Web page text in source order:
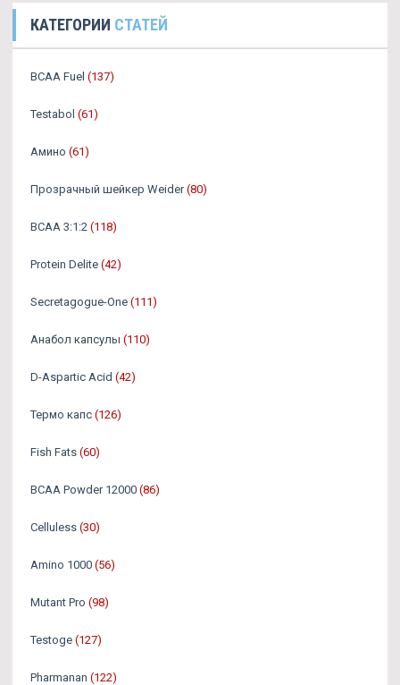
КАТЕГОРИИ СТАТЕЙ
BCAA Fuel (137)
Testabol (61)
Амино (61)
Прозрачный шейкер Weider (80)
BCAA 3:1:2 (118)
Protein Delite (42)
Secretagogue-One (111)
Анабол капсулы (110)
D-Aspartic Acid (42)
Термо капс (126)
Fish Fats (60)
BCAA Powder 12000 (86)
Celluless (30)
Amino 1000 (56)
Mutant Pro (98)
Testoge (127)
Pharmanan (122)